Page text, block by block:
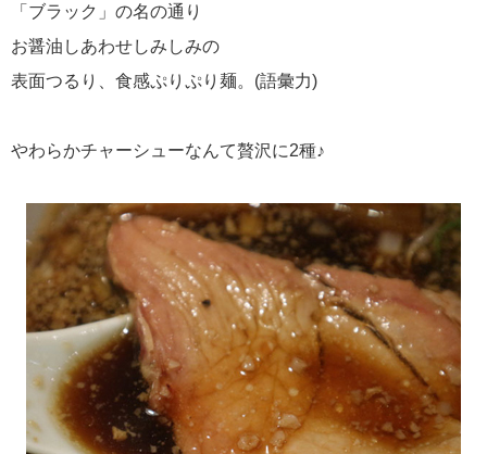
「ブラック」の名の通り
お醤油しあわせしみしみの
表面つるり、食感ぷりぷり麺。(語彙力)
やわらかチャーシューなんて贅沢に2種♪